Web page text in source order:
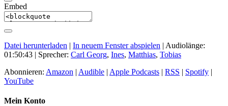
Embed
Datei herunterladen | In neuem Fenster abspielen | Audiolänge:
01:50:43 | Sprecher: Carl Georg, Ines, Matthias, Tobias
Abonnieren: Amazon | Audible | Apple Podcasts | RSS | Spotify |
YouTube
Mein Konto